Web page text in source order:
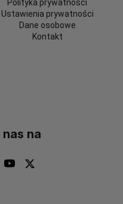
Polityka prywatności
Ustawienia prywatności
Dane osobowe
Kontakt
na